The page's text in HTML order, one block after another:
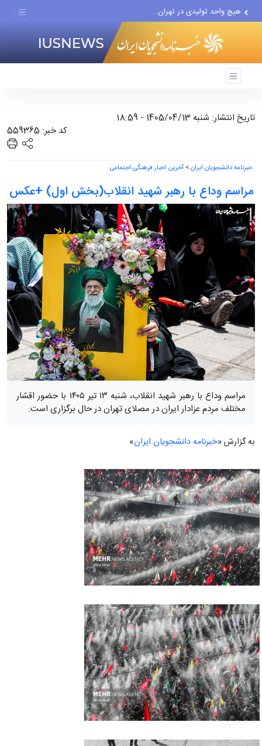
پزشکیان درخشش تیم ملی...
پوشش رسانه‌ای حج، عمره،...
هیچ واحد تولیدی در تهران...
گزارش رسانه آمریکایی از...
تاریخ انتشار: شنبه 1405/04/13 - 18:59
کد خبر: 559365
خبرنامه دانشجویان ایران> آخرین اخبار فرهنگی اجتماعی
مراسم وداع با رهبر شهید انقلاب(بخش اول) +عکس
مراسم وداع با رهبر شهید انقلاب، شنبه ۱۳ تیر ۱۴۰۵ با حضور اقشار
مختلف مردم عزادار ایران در مصلای تهران در حال برگزاری است.
به گزارش «خبرنامه دانشجویان ایران»